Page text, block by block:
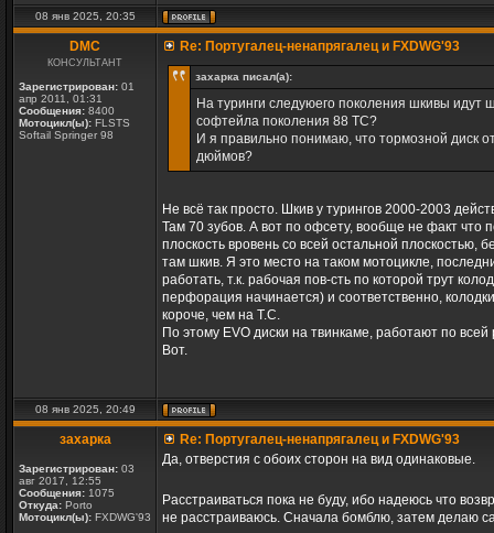
08 янв 2025, 20:35
DMC
КОНСУЛЬТАНТ
Зарегистрирован: 01
апр 2011, 01:31
Сообщения: 8400
Мотоцикл(ы): FLSTS
Softail Springer 98
Re: Португалец-ненапрягалец и FXDWG'93
захарка писал(а):
На туринги следуюего поколения шкивы идут
софтейла поколения 88 ТС?
И я правильно понимаю, что тормозной диск
дюймов?
Не всё так просто. Шкив у турингов 2000-2003
Там 70 зубов. А вот по офсету, вообще не факт что
плоскость вровень со всей остальной плоскостью,
там шкив. Я это место на таком мотоцикле,
работать, т.к. рабочая пов-сть по которой трут
перфорация начинается) и соответственно,
короче, чем на Т.С.
По этому EVO диски на твинкаме, работают по
Вот.
08 янв 2025, 20:49
захарка
Зарегистрирован: 03
авг 2017, 12:55
Сообщения: 1075
Откуда: Porto
Мотоцикл(ы): FXDWG'93
Re: Португалец-ненапрягалец и FXDWG'93
Да, отверстия с обоих сторон на вид одинаковые.
Расстраиваться пока не буду, ибо надеюсь что
не расстраиваюсь. Сначала бомблю, затем делаю